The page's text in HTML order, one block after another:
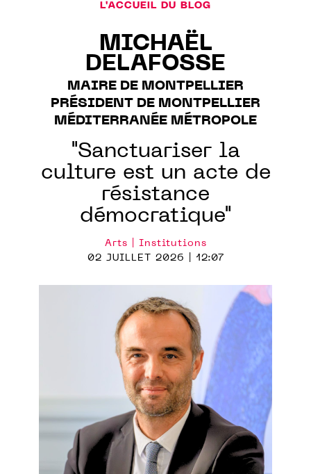
L'ACCUEIL DU BLOG
MICHAËL
DELAFOSSE
MAIRE DE MONTPELLIER
PRÉSIDENT DE MONTPELLIER
MÉDITERRANÉE MÉTROPOLE
"Sanctuariser la
culture est un acte de
résistance
démocratique"
Arts | Institutions
02 JUILLET 2026 | 12:07